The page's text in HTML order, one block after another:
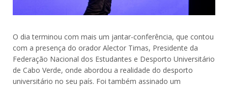
O dia terminou com mais um jantar-conferência, que contou
com a presença do orador Alector Timas, Presidente da
Federação Nacional dos Estudantes e Desporto Universitário
de Cabo Verde, onde abordou a realidade do desporto
universitário no seu país. Foi também assinado um